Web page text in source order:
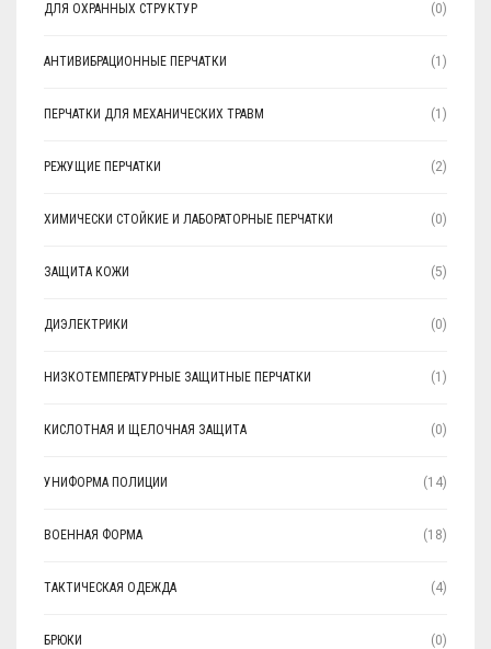
ДЛЯ ОХРАННЫХ СТРУКТУР (0)
АНТИВИБРАЦИОННЫЕ ПЕРЧАТКИ (1)
ПЕРЧАТКИ ДЛЯ МЕХАНИЧЕСКИХ ТРАВМ (1)
РЕЖУЩИЕ ПЕРЧАТКИ (2)
ХИМИЧЕСКИ СТОЙКИЕ И ЛАБОРАТОРНЫЕ ПЕРЧАТКИ (0)
ЗАЩИТА КОЖИ (5)
ДИЭЛЕКТРИКИ (0)
НИЗКОТЕМПЕРАТУРНЫЕ ЗАЩИТНЫЕ ПЕРЧАТКИ (1)
КИСЛОТНАЯ И ЩЕЛОЧНАЯ ЗАЩИТА (0)
УНИФОРМА ПОЛИЦИИ (14)
ВОЕННАЯ ФОРМА (18)
ТАКТИЧЕСКАЯ ОДЕЖДА (4)
БРЮКИ (0)